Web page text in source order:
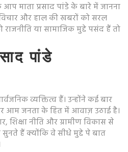
माता प्रसाद पांडे के बारे में जानना
और हाल की खबरों को सरल
या सामाजिक मुद्दे पसंद हैं तो
पांडे
व्यक्तित्व हैं। उन्होंने कई बार
आम जनता के हित में आवाज़ उठाई है।
शिक्षा नीति और ग्रामीण विकास से
हैं क्योंकि वे सीधे मुद्दे पे बात